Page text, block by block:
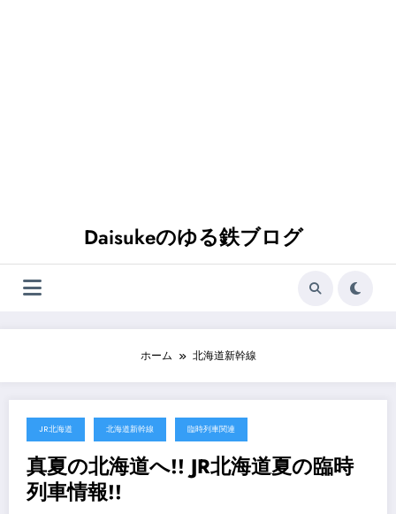
Daisukeのゆる鉄ブログ
ホーム 北海道新幹線
2024年5月19日
JR北海道 北海道新幹線 臨時列車関連
真夏の北海道へ!! JR北海道夏の臨時
列車情報!!